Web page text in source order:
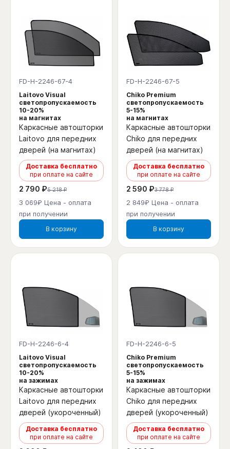
FD-H-2246-67-4
Laitovo Visual
светопропускаемость
10-20%
на магнитах
Каркасные автошторки
Laitovo для передних
дверей (на магнитах)
Доставка бесплатно
при оплате на сайте
2 790 ₽5 218 ₽
3 069₽ Цена - оплата
при получении
В корзину
FD-H-2246-67-5
Chiko Premium
светопропускаемость
5-15%
на магнитах
Каркасные автошторки
Chiko для передних
дверей (на магнитах)
Доставка бесплатно
при оплате на сайте
2 590 ₽3 778 ₽
2 849₽ Цена - оплата
при получении
В корзину
FD-H-2246-6-4
Laitovo Visual
светопропускаемость
10-20%
на зажимах
Каркасные автошторки
Laitovo для передних
дверей (укороченный)
Доставка бесплатно
при оплате на сайте
FD-H-2246-6-5
Chiko Premium
светопропускаемость
5-15%
на зажимах
Каркасные автошторки
Chiko для передних
дверей (укороченный)
Доставка бесплатно
при оплате на сайте